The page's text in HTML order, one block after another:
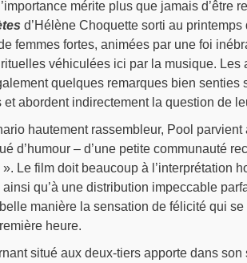
mérite plus que jamais d’être
d’Hélène Choquette sorti au
femmes fortes, animées par une foi
véhiculées ici par la musique. Les
quelques remarques bien senties
et abordent indirectement la question de
hautement rassembleur, Pool
d’humour – d’une petite communauté
Le film doit beaucoup à l’interprétation
qu’à une distribution impeccable
manière la sensation de félicité qui
heure.
situé aux deux-tiers apporte dans